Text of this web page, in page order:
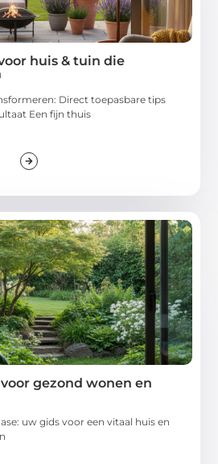
huis & tuin die
Direct toepasbare tips
Een fijn thuis
gezond wonen en
uw gids voor een vitaal huis en